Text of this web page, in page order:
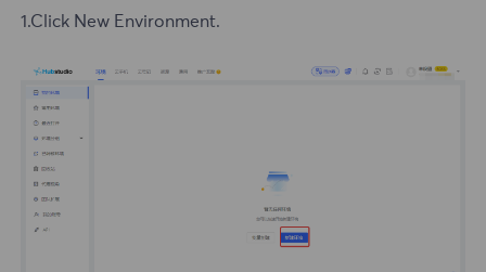
1.Click New Environment.